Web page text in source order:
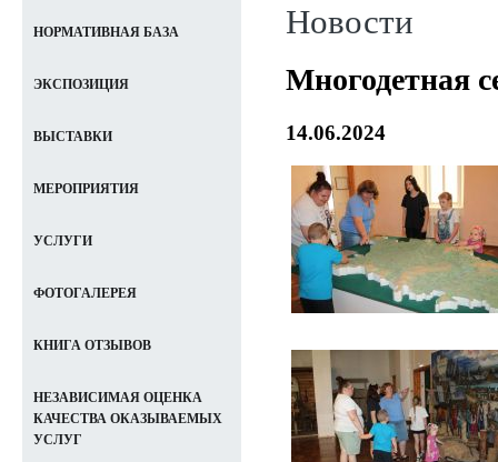
Новости
Многодетная
14.06.2024
НОРМАТИВНАЯ БАЗА
ЭКСПОЗИЦИЯ
ВЫСТАВКИ
МЕРОПРИЯТИЯ
УСЛУГИ
ФОТОГАЛЕРЕЯ
КНИГА ОТЗЫВОВ
НЕЗАВИСИМАЯ ОЦЕНКА
КАЧЕСТВА ОКАЗЫВАЕМЫХ
УСЛУГ